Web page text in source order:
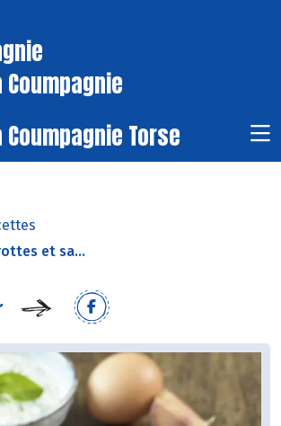
Coumpagnie
Coumpagnie Torse
et sa...